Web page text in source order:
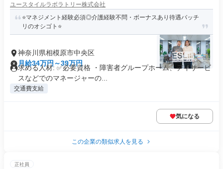
ユースタイルラボラトリー株式会社
⭐️マネジメント経験必須◎介護経験不問・ボーナスあり待遇バッチ
リのオシゴト⭐️
神奈川県相模原市中央区
月給34万円～39万円
求める人材: ✅必要資格 ・障害者グループホーム、デイサービ
スなどでのマネージャーの...
交通費支給
気になる
この企業の類似求人を見る
正社員